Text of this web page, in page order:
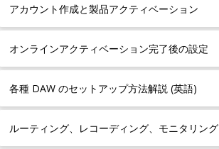
アカウント作成と製品アクティベーション
オンラインアクティベーション完了後の設定
各種 DAW のセットアップ方法解説 (英語)
ルーティング、レコーディング、モニタリング